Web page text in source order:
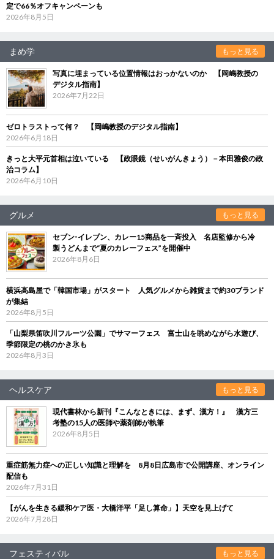
定で66％オフキャンペーンも
2026年8月5日
まめ学 もっと見る
写真に埋まっている位置情報はおっかないのか 【岡嶋教授の
デジタル指南】
2026年7月22日
ゼロトラストって何？ 【岡嶋教授のデジタル指南】
2026年6月18日
きっと大平元首相は泣いている 【政眼鏡（せいがんきょう）－本田雅俊の政
治コラム】
2026年6月10日
グルメ もっと見る
セブン‐イレブン、カレー15商品を一斉投入 名店監修から冷
製うどんまで“夏のカレーフェス”を開催中
2026年8月6日
横浜高島屋で「韓国市場」がスタート 人気グルメから雑貨まで約30ブランド
が集結
2026年8月5日
「山梨県笛吹川フルーツ公園」でサマーフェス 富士山を眺めながら水遊び、
季節限定の桃のかき氷も
2026年8月3日
ヘルスケア もっと見る
現代書林から新刊『こんなときには、まず、漢方！』 漢方三
考塾の15人の医師や薬剤師が執筆
2026年8月5日
重症筋無力症への正しい知識と理解を 8月8日広島市で公開講座、オンライン
配信も
2026年7月31日
【がんを生きる緩和ケア医・大橋洋平「足し算命」】天空を見上げて
2026年7月28日
フェスティバル もっと見る